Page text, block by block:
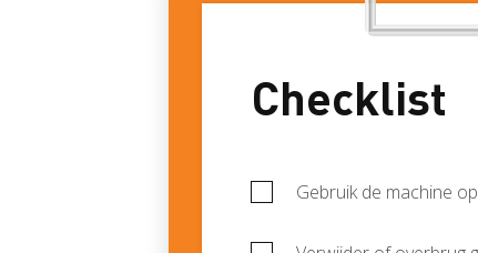
Checklist
Gebruik de machine